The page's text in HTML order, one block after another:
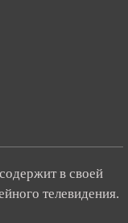
в своей
телевидения.